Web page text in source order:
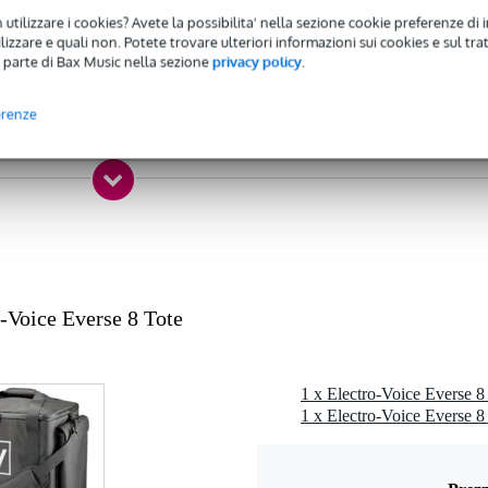
utilizzare i cookies? Avete la possibilita' nella sezione cookie preferenze di
e quali non. Potete trovare ulteriori informazioni sui cookies e sul
di Bax Music nella sezioneprivacy policy.
tracolla
kg
Everse 8 Tote
1 x Electro-Voice Everse